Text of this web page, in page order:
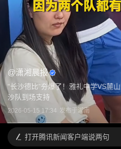
@潇湘晨报
“长沙德比”夯爆了！雅礼中学VS麓
沙队到场支持
2026-05-15 17:34 发布于湖南
打开腾讯新闻客户端说两句